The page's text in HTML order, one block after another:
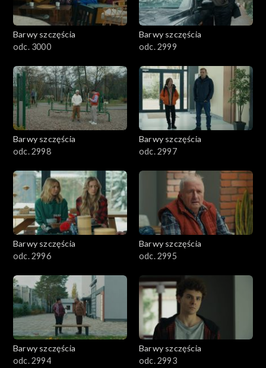
3101-3200
3001-3100
2901-3000
2801–2900
2701–2800
2501–2600
2401–2500
2301–2400
2201–2300
2101–2200
2001–2100
Barwy szczęścia
odc. 3000
Barwy szczęścia
odc. 2999
Barwy szczęścia
odc. 2998
Barwy szczęścia
odc. 2997
Barwy szczęścia
odc. 2996
Barwy szczęścia
odc. 2995
Barwy szczęścia
odc. 2994
Barwy szczęścia
odc. 2993